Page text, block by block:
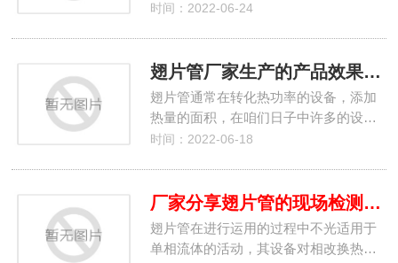
时间：2022-06-24
翅片管厂家生产的产品效果在哪表现
翅片管通常在转化热功率的设备，添加
热量的面积，在咱们日子中许多的设…
时间：2022-06-18
厂家分享翅片管的现场检测办法及运用进程
翅片管在进行运用的过程中不光适用于
单相流体的活动，其设备对相改换热…